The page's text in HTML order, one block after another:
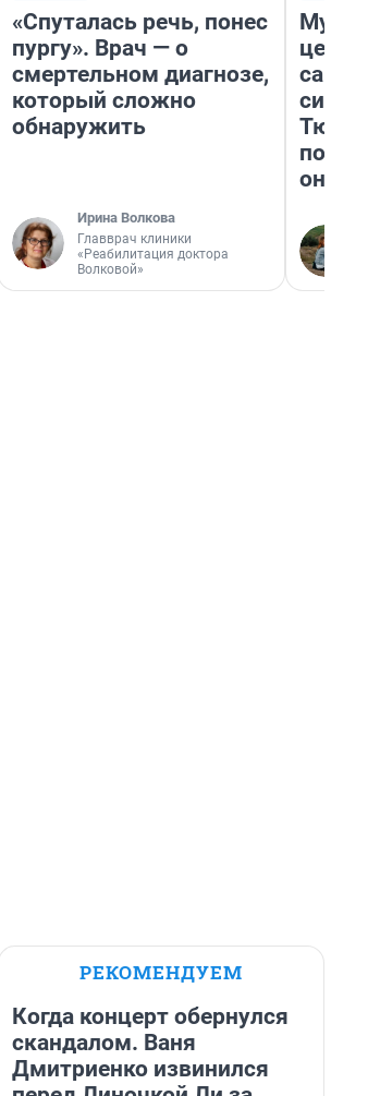
«Спуталась речь, понес
пургу». Врач — о
смертельном диагнозе,
который сложно
обнаружить
Ирина Волкова
Главврач клиники
«Реабилитация доктора
Волковой»
они
РЕКОМЕНДУЕМ
Когда концерт обернулся
скандалом. Ваня
Дмитриенко извинился